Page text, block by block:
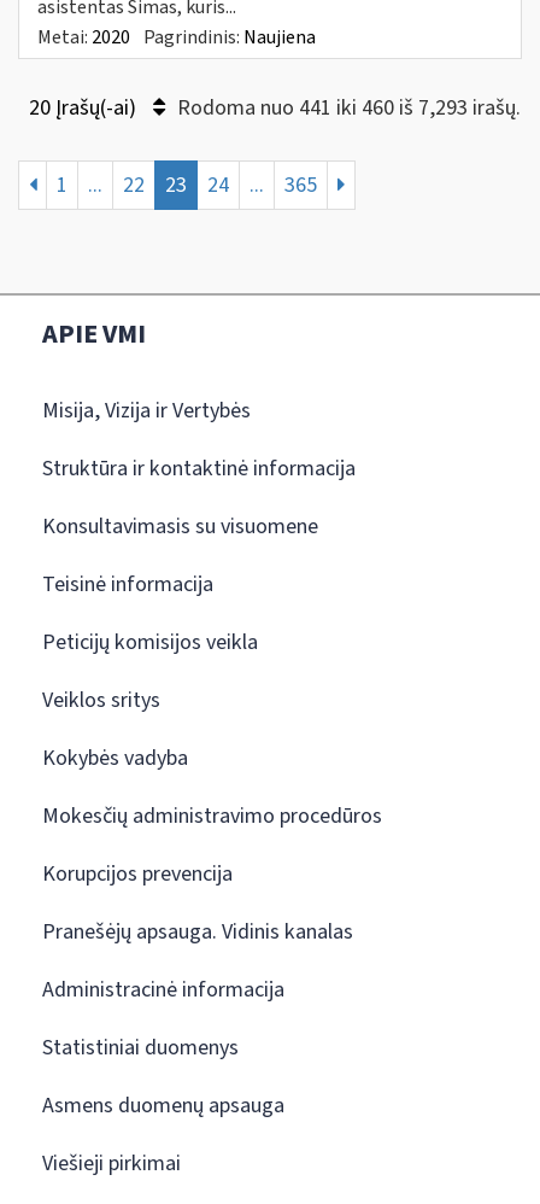
asistentas Simas, kuris...
Metai: 2020 Pagrindinis: Naujiena
20 Įrašų(-ai) Rodoma nuo 441 iki 460 iš 7,293 irašų.
1 ... 22 23 24 ... 365
APIE VMI
Misija, Vizija ir Vertybės
Struktūra ir kontaktinė informacija
Konsultavimasis su visuomene
Teisinė informacija
Peticijų komisijos veikla
Veiklos sritys
Kokybės vadyba
Mokesčių administravimo procedūros
Korupcijos prevencija
Pranešėjų apsauga. Vidinis kanalas
Administracinė informacija
Statistiniai duomenys
Asmens duomenų apsauga
Viešieji pirkimai